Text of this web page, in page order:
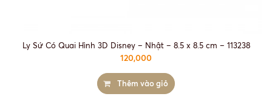
Ly Sứ Có Quai Hình 3D Disney – Nhật – 8.5 x 8.5 cm – 113238
120,000
Thêm vào giỏ